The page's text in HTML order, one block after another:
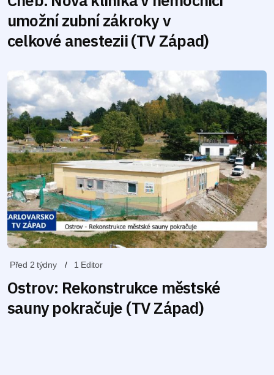
umožní zubní zákroky v
celkové anestezii (TV Západ)
Před 2 týdny 1 Editor
Ostrov: Rekonstrukce městské
sauny pokračuje (TV Západ)